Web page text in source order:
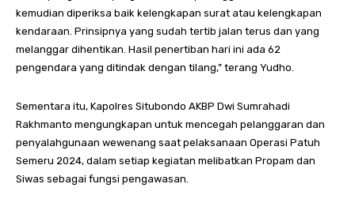
kemudian diperiksa baik kelengkapan surat atau kelengkapan
kendaraan. Prinsipnya yang sudah tertib jalan terus dan yang
melanggar dihentikan. Hasil penertiban hari ini ada 62
pengendara yang ditindak dengan tilang,” terang Yudho.
Sementara itu, Kapolres Situbondo AKBP Dwi Sumrahadi
Rakhmanto mengungkapan untuk mencegah pelanggaran dan
penyalahgunaan wewenang saat pelaksanaan Operasi Patuh
Semeru 2024, dalam setiap kegiatan melibatkan Propam dan
Siwas sebagai fungsi pengawasan.